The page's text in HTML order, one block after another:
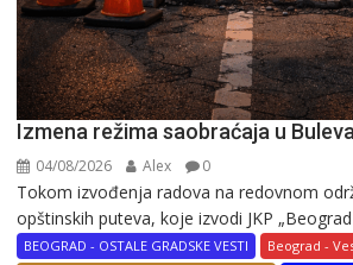
Izmena režima saobraćaja u
04/08/2026 Alex 0
Tokom izvođenja radova na redovnom
opštinskih puteva, koje izvodi JKP „Beograd
BEOGRAD - OSTALE GRADSKE VESTI
Beograd -